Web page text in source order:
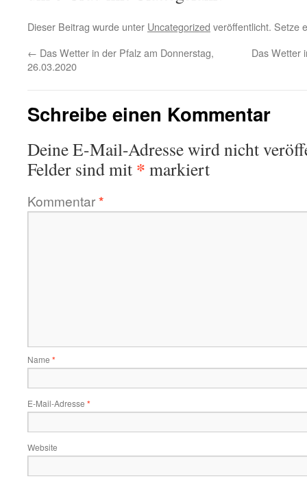
Dieser Beitrag wurde unter Uncategorized veröffentlicht. Setze
← Das Wetter in der Pfalz am Donnerstag,
26.03.2020
Das Wetter
Schreibe einen Kommentar
Deine E-Mail-Adresse wird nicht
Felder sind mit * markiert
Kommentar*
Name *
E-Mail-Adresse *
Website